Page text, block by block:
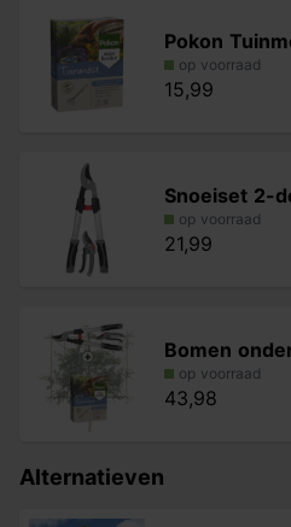
Pokon
op voorraad
15,99
Snoeiset 2-
op voorraad
21,99
Bomen
op voorraad
43,98
Alternatieven